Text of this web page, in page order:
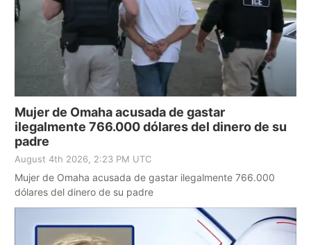
Mujer de Omaha acusada de gastar
ilegalmente 766.000 dólares del dinero de su
padre
August 4th 2026, 2:23 PM UTC
Mujer de Omaha acusada de gastar ilegalmente 766.000
dólares del dinero de su padre